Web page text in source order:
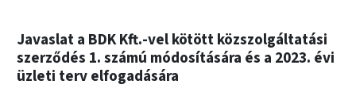
Javaslat a BDK Kft.-vel kötött közszolgáltatási
szerződés 1. számú módosítására és a 2023. évi
üzleti terv elfogadására